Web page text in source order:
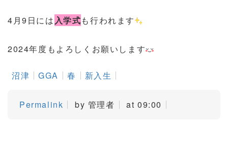
4月9日には 入学式も行われます
2024年度もよろしくお願いします
沼津 GGA 春 新入生
Permalink by 管理者 at 09:00